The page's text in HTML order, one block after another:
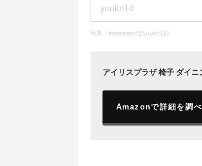
yuukn14
出典： instagram(@yuukn14)
アイリスプラザ 椅子 ダイ
Amazonで詳細を調べ